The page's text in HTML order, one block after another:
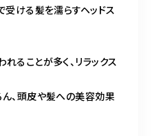
受ける髪を濡らすヘッドス
ることが多く、リラックス
、頭皮や髪への美容効果